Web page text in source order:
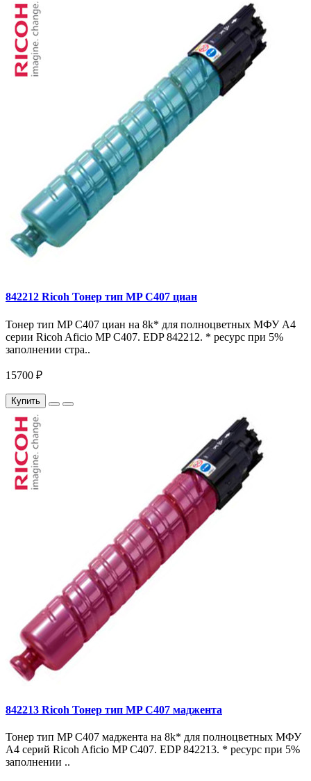
842212 Ricoh Тонер тип MP C407 циан
Тонер тип MP C407 циан на 8k* для полноцветных МФУ A4
серии Ricoh Aficio MP С407. EDP 842212. * ресурс при 5%
заполнении стра..
15700 ₽
Купить
842213 Ricoh Тонер тип MP C407 маджента
Тонер тип MP C407 маджента на 8k* для полноцветных МФУ
A4 серий Ricoh Aficio MP С407. EDP 842213. * ресурс при 5%
заполнении ..